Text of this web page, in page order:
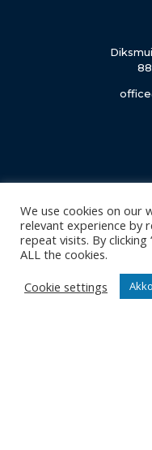
We use cookies on our
relevant experience by
repeat visits. By
ALL the cookies.
Cookie settings